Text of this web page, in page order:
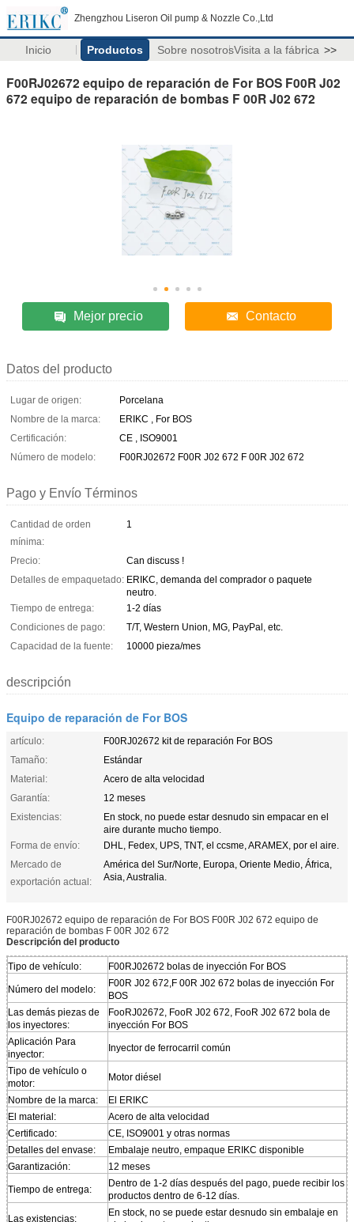
Zhengzhou Liseron Oil pump & Nozzle Co.,Ltd
Inicio Productos Sobre nosotrosVisita a la fábrica >>
F00RJ02672 equipo de reparación de For BOS F00R J02
672 equipo de reparación de bombas F 00R J02 672
Mejor precio Contacto
Datos del producto
Lugar de origen:
Porcelana
Nombre de la marca:
ERIKC , For BOS
Certificación:
CE , ISO9001
Número de modelo:
F00RJ02672 F00R J02 672 F 00R J02 672
Pago y Envío Términos
Cantidad de orden
mínima:
1
Precio:
Can discuss !
Detalles de empaquetado: ERIKC, demanda del comprador o paquete
neutro.
Tiempo de entrega:
1-2 días
Condiciones de pago:
T/T, Western Union, MG, PayPal, etc.
Capacidad de la fuente:
10000 pieza/mes
descripción
Equipo de reparación de For BOS
artículo:
F00RJ02672 kit de reparación For BOS
Tamaño:
Estándar
Material:
Acero de alta velocidad
Garantía:
12 meses
Existencias:
En stock, no puede estar desnudo sin empacar en el
aire durante mucho tiempo.
Forma de envío:
DHL, Fedex, UPS, TNT, el ccsme, ARAMEX, por el aire.
Mercado de
exportación actual:
América del Sur/Norte, Europa, Oriente Medio, África,
Asia, Australia.
F00RJ02672 equipo de reparación de For BOS F00R J02 672 equipo de
reparación de bombas F 00R J02 672
Descripción del producto
Tipo de vehículo: F00RJ02672 bolas de inyección For BOS
Número del modelo:
F00R J02 672,F 00R J02 672 bolas de inyección For
BOS
Las demás piezas de
los inyectores:
FooRJ02672, FooR J02 672, FooR J02 672 bola de
inyección For BOS
Aplicación Para
inyector:
Inyector de ferrocarril común
Tipo de vehículo o
motor:
Motor diésel
Nombre de la marca:
El ERIKC
El material:
Acero de alta velocidad
Certificado:
CE, ISO9001 y otras normas
Detalles del envase:
Embalaje neutro, empaque ERIKC disponible
Garantización:
12 meses
Tiempo de entrega:
Dentro de 1-2 días después del pago, puede recibir los
productos dentro de 6-12 días.
Las existencias:
En stock, no se puede estar desnudo sin embalaje en